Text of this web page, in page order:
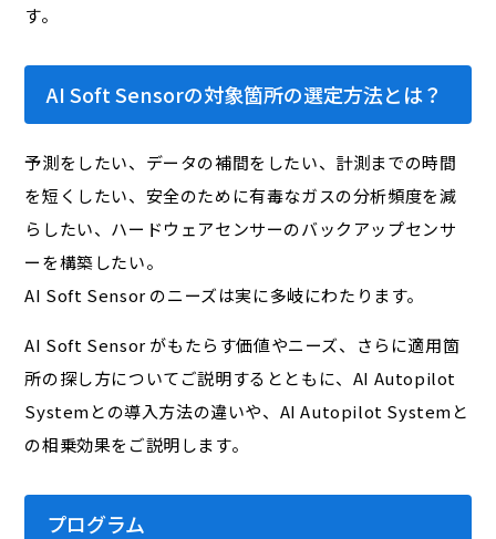
す。
AI Soft Sensorの対象箇所の選定方法とは？
予測をしたい、データの補間をしたい、計測までの時間
を短くしたい、安全のために有毒なガスの分析頻度を減
らしたい、ハードウェアセンサーのバックアップセンサ
ーを構築したい――。
AI Soft Sensor のニーズは実に多岐にわたります。
AI Soft Sensor がもたらす価値やニーズ、さらに適用箇
所の探し方についてご説明するとともに、AI Autopilot
Systemとの導入方法の違いや、AI Autopilot Systemと
の相乗効果をご説明します。
プログラム